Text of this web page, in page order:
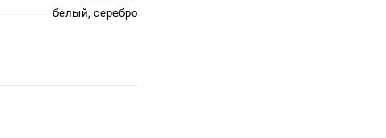
белый, серебро